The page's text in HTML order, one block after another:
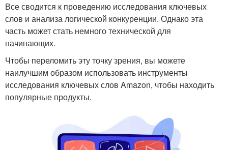
Все сводится к проведению исследования ключевых
слов и анализа логической конкуренции. Однако эта
часть может стать немного технической для
начинающих.
Чтобы переломить эту точку зрения, вы можете
наилучшим образом использовать инструменты
исследования ключевых слов Amazon, чтобы находить
популярные продукты.